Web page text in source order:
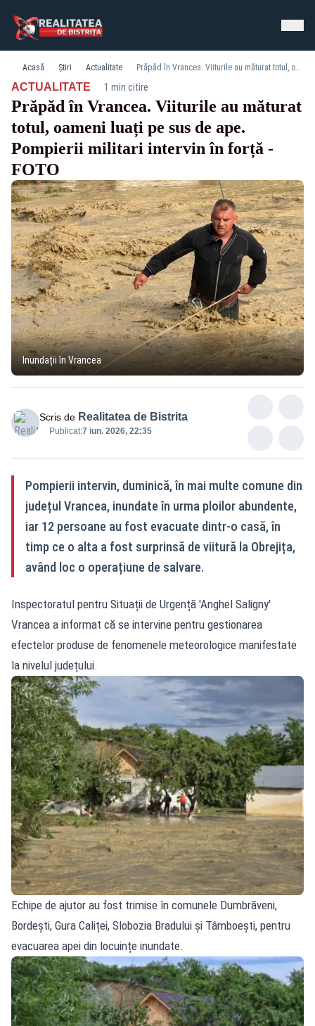
Acasă Știri Actualitate Prăpăd în Vrancea. Viiturile au măturat totul, oameni luați pe sus de ape. Pompierii militari intervin în forță - FOTO
ACTUALITATE· 1 min citire
Prăpăd în Vrancea. Viiturile au măturat
totul, oameni luați pe sus de ape.
Pompierii militari intervin în forță -
FOTO
Inundații în Vrancea
Scris de Realitatea de Bistrita
Publicat:7 iun. 2026, 22:35
Pompierii intervin, duminică, în mai multe comune din
județul Vrancea, inundate în urma ploilor abundente,
iar 12 persoane au fost evacuate dintr-o casă, în
timp ce o alta a fost surprinsă de viitură la Obrejița,
având loc o operațiune de salvare.
Inspectoratul pentru Situații de Urgență 'Anghel Saligny'
Vrancea a informat că se intervine pentru gestionarea
efectelor produse de fenomenele meteorologice manifestate
la nivelul județului.
Echipe de ajutor au fost trimise în comunele Dumbrăveni,
Bordești, Gura Caliței, Slobozia Bradului și Tâmboești, pentru
evacuarea apei din locuințe inundate.